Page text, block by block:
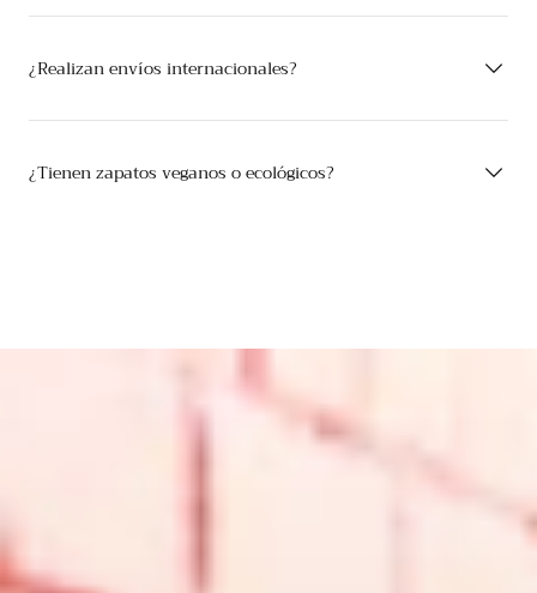
¿Realizan envíos internacionales?
¿Tienen zapatos veganos o ecológicos?